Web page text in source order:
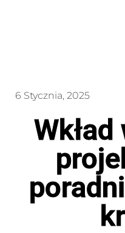
6 Stycznia, 2025
Wkład